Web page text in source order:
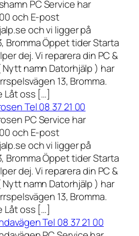
PC Service har
och E-post
och vi ligger på
Bromma Öppet tider Starta
dej. Vi reparera din PC &
Nytt namn Datorhjälp ) har
13, Bromma.
Låt oss […]
Tel 08 37 21 00
PC Service har
och E-post
och vi ligger på
Bromma Öppet tider Starta
dej. Vi reparera din PC &
Nytt namn Datorhjälp ) har
13, Bromma.
Låt oss […]
Tel 08 37 21 00